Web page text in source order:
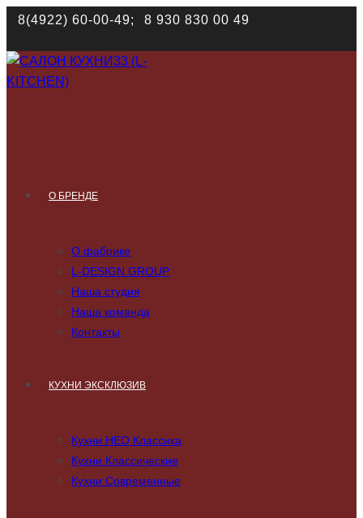
8(4922) 60-00-49; 8 930 830 00 49
О БРЕНДЕ
О фабрике
L-DESIGN GROUP
Наша студия
Наша команда
Контакты
КУХНИ ЭКСКЛЮЗИВ
Кухни НЕО Классика
Кухни Классические
Кухни Современные
Наш сайт использует файлы cookies. Продолжая им